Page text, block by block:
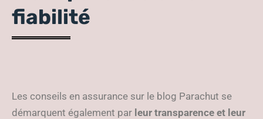
fiabilité
Les conseils en assurance sur le blog Parachut se
démarquent également par leur transparence et leur